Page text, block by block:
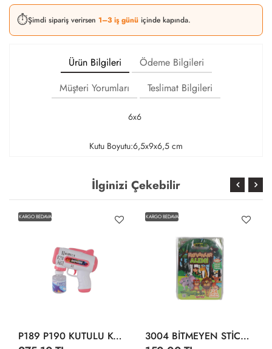
⏱️Şimdi sipariş verirsen 1–3 iş günü içinde kapında.
Ürün Bilgileri
Ödeme Bilgileri
Müşteri Yorumları
Teslimat Bilgileri
6x6
Kutu Boyutu:6,5x9x6,5 cm
İlginizi Çekebilir
KARGO BEDAVA
P189 P190 KUTULU KÖPÜK TABANCA
KARGO BEDAVA
3004 BİTMEYEN STİCKER SU ALTI DÜNYASI